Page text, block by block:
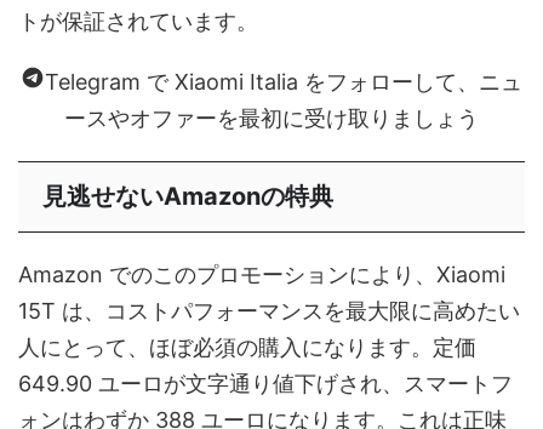
トが保証されています。
Telegram で Xiaomi Italia をフォローして、ニュ
ースやオファーを最初に受け取りましょう
見逃せないAmazonの特典
Amazon でのこのプロモーションにより、Xiaomi
15T は、コストパフォーマンスを最大限に高めたい
人にとって、ほぼ必須の購入になります。定価
649.90 ユーロが文字通り値下げされ、スマートフ
ォンはわずか 388 ユーロになります。これは正味